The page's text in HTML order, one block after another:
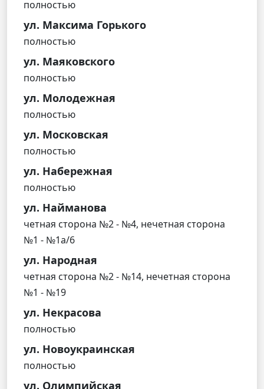
полностью
ул. Максима Горького
полностью
ул. Маяковского
полностью
ул. Молодежная
полностью
ул. Московская
полностью
ул. Набережная
полностью
ул. Найманова
четная сторона №2 - №4, нечетная сторона
№1 - №1а/6
ул. Народная
четная сторона №2 - №14, нечетная сторона
№1 - №19
ул. Некрасова
полностью
ул. Новоукраинская
полностью
ул. Олимпийская